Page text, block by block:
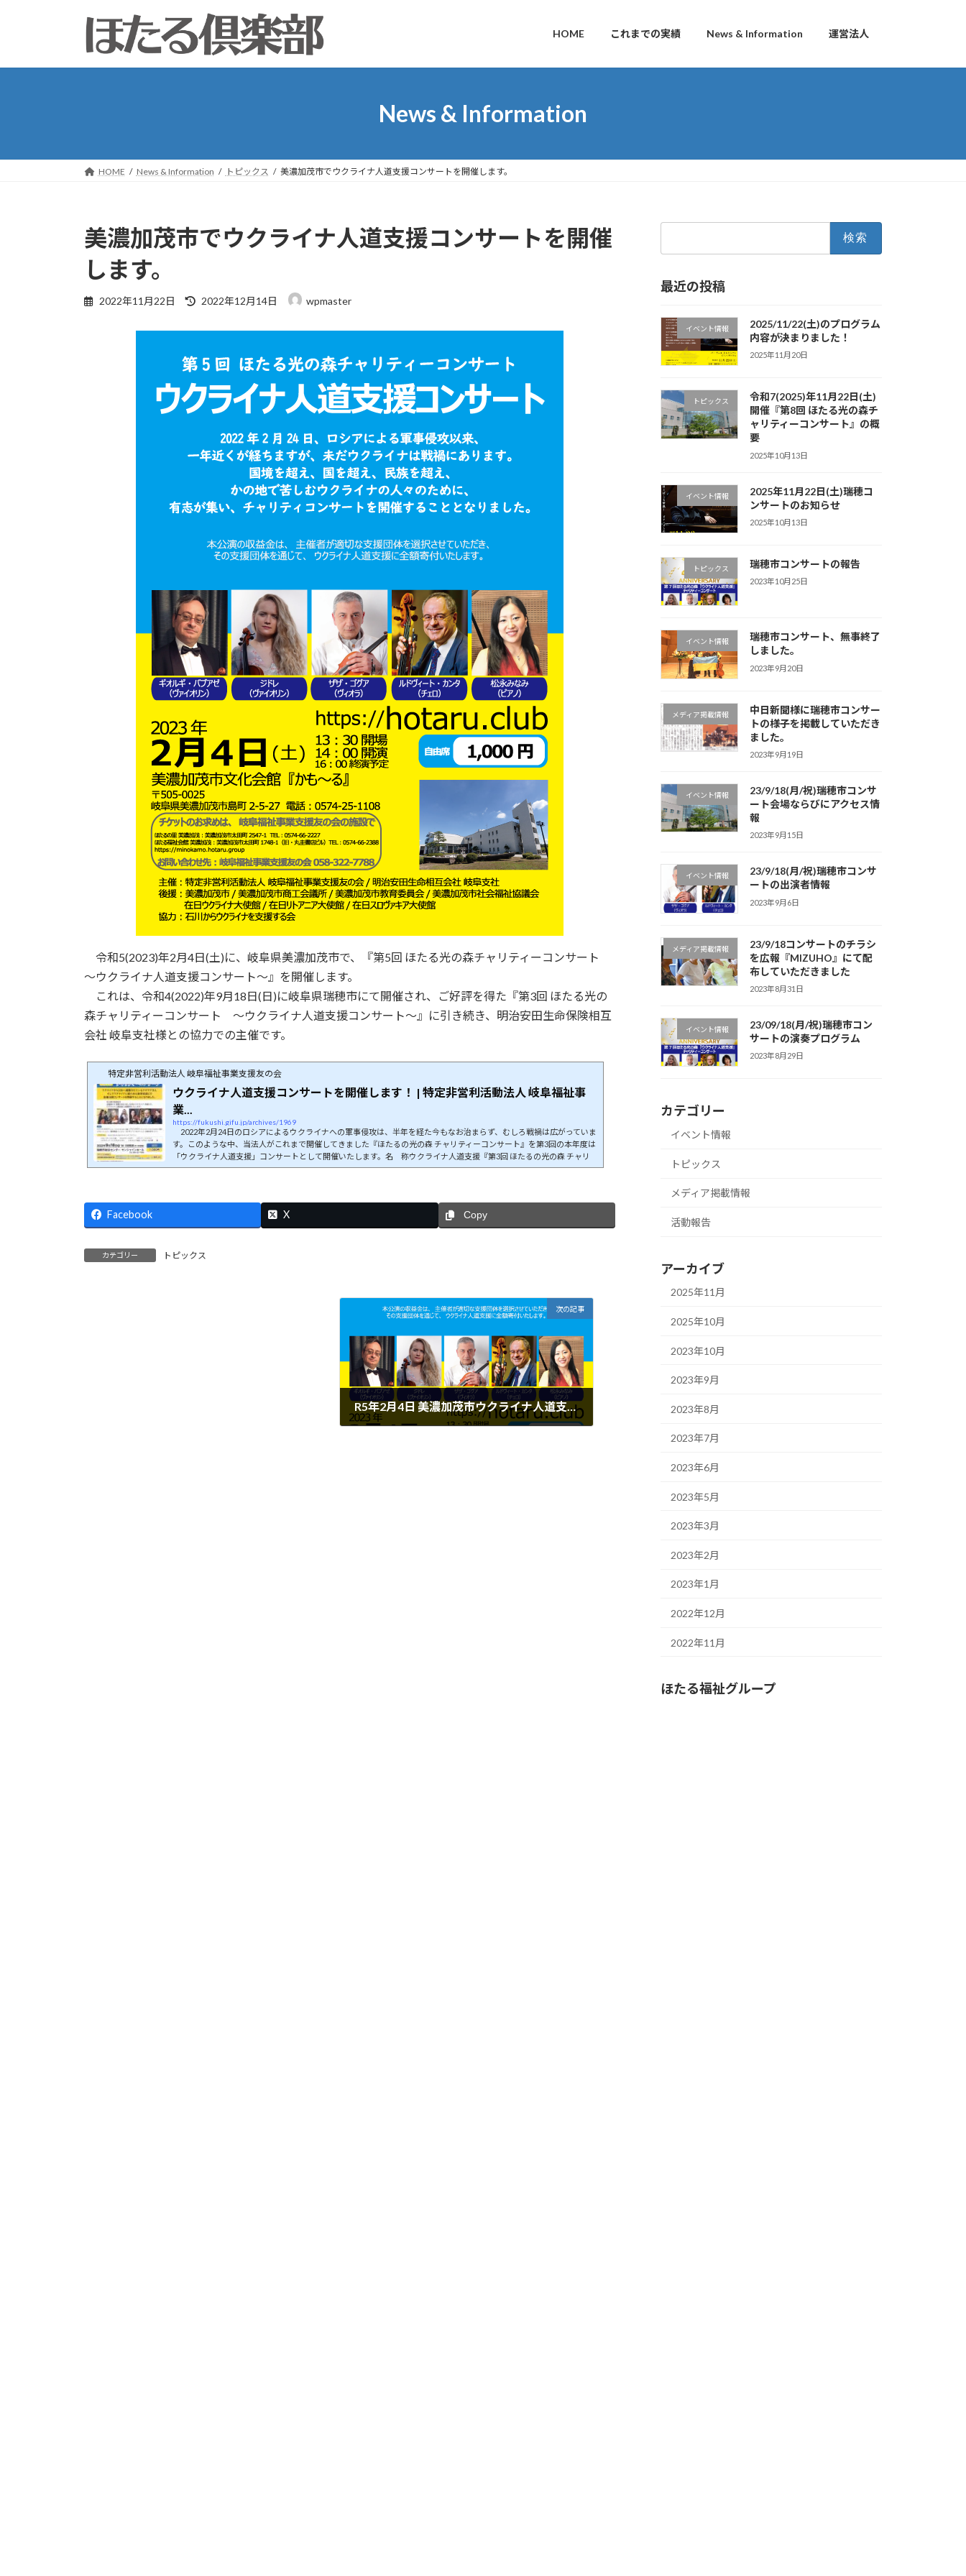
プ
動
HOME これまでの実績 News & Information 運営法人
News & Information
HOME News & Information トピックス 美濃加茂市でウクライナ人道支援コンサートを開催します。
美濃加茂市でウクライナ人道支援コンサートを開催
します。
2022年11月22日
最
日
時
2022年12月14日 wpmaster
令和5(2023)年2月4日(土)に、岐阜県美濃加茂市で、『第5回 ほたる光の森チャリティーコンサート
～ウクライナ人道支援コンサート～』を開催します。
これは、令和4(2022)年9月18日(日)に岐阜県瑞穂市にて開催され、ご好評を得た『第3回 ほたる光の
森チャリティーコンサート ～ウクライナ人道支援コンサート～』に引き続き、明治安田生命保険相互
会社 岐阜支社様との協力での主催です。
特定非営利活動法人 岐阜福祉事業支援友の会
ウクライナ人道支援コンサートを開催します！ | 特定非営利活動法人 岐阜福祉事
業...
https://fukushi.gifu.jp/archives/1969
2022年2月24日のロシアによるウクライナへの軍事侵攻は、半年を経た今もなお治まらず、むしろ戦禍は広がっていま
す。このような中、当法人がこれまで開催してきました『ほたるの光の森 チャリティーコンサート』を第3回の本年度は
「ウクライナ人道支援」コンサートとして開催いたします。名 称ウクライナ人道支援『第3回 ほたるの光の森 チャリ
ティーコンサート』開催日時2022年9月18日（日） 14:00開演（13:30開場）会 場瑞穂市総合センター サンシャイン
Facebook X Copy
カテゴリー トピックス
次の記事
R5年2月4日 美濃加茂市ウクライナ人道支援コンサート
最近の投稿
イベント情報
2025/11/22(土)のプログラム
内容が決まりました！
2025年11月20日
トピックス
令和7(2025)年11月22日(土)
開催『第8回 ほたる光の森チ
ャリティーコンサート』の概
要
2025年10月13日
イベント情報
2025年11月22日(土)瑞穂コ
ンサートのお知らせ
2025年10月13日
トピックス 瑞穂市コンサートの報告
2023年10月25日
イベント情報
瑞穂市コンサート、無事終了
しました。
2023年9月20日
メディア掲載情報
中日新聞様に瑞穂市コンサー
トの様子を掲載していただき
ました。
2023年9月19日
イベント情報
23/9/18(月/祝)瑞穂市コンサ
ート会場ならびにアクセス情
報
2023年9月15日
イベント情報
23/9/18(月/祝)瑞穂市コンサ
ートの出演者情報
2023年9月6日
メディア掲載情報
23/9/18コンサートのチラシ
を広報『MIZUHO』にて配
布していただきました
2023年8月31日
イベント情報
23/09/18(月/祝)瑞穂市コン
サートの演奏プログラム
2023年8月29日
カテゴリー
イベント情報
トピックス
メディア掲載情報
活動報告
アーカイブ
2025年11月
2025年10月
2023年10月
2023年9月
2023年8月
2023年7月
2023年6月
2023年5月
2023年3月
2023年2月
2023年1月
2022年12月
2022年11月
ほたる福祉グループ